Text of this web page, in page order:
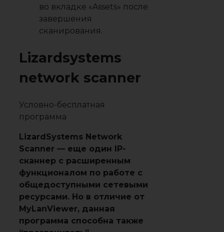
во вкладке «Assets» после
завершения
сканирования.
Lizardsystems
network scanner
Условно-бесплатная
программа
LizardSystems Network
Scanner — еще один IP-
сканнер с расширенным
функционалом по работе с
общедоступными сетевыми
ресурсами. Но в отличие от
MyLanViewer, данная
программа способна также